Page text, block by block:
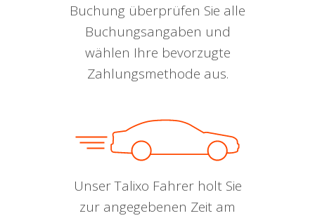
Buchung überprüfen Sie alle
Buchungsangaben und
wählen Ihre bevorzugte
Zahlungsmethode aus.
Unser Talixo Fahrer holt Sie
zur angegebenen Zeit am